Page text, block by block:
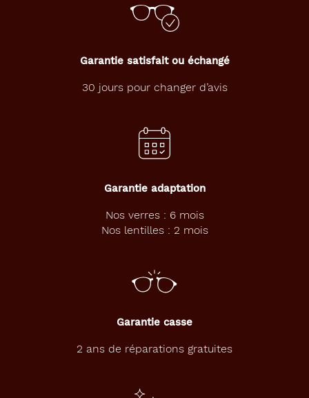
Garantie satisfait ou échangé
30 jours pour changer d’avis
Garantie adaptation
Nos verres : 6 mois
Nos lentilles : 2 mois
Garantie casse
2 ans de réparations gratuites